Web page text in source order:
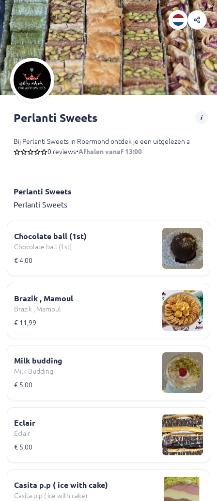
Perlanti Sweets
Bij Perlanti Sweets in Roermond ontdek je een uitgelezen
0 reviews•Afhalen vanaf 13:00
Perlanti Sweets
Perlanti Sweets
Chocolate ball (1st)
Chocolate ball (1st)
€ 4,00
Brazik , Mamoul
Brazik , Mamoul
€ 11,99
Milk budding
Milk Budding
€ 5,00
Eclair
Eclair
€ 5,00
Casita p.p ( ice with cake)
Casita p.p ( ice with cake)